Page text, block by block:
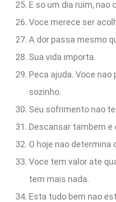
E so um dia ruim, nao
Voce merece ser
A dor passa mesmo
Sua vida importa.
Peca ajuda. Voce
sozinho.
Seu sofrimento nao
Descansar tambem e
O hoje nao determina
Voce tem valor ate
tem mais nada.
Esta tudo bem nao